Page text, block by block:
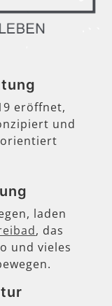
eröffnet,
und
laden
, das
und vieles